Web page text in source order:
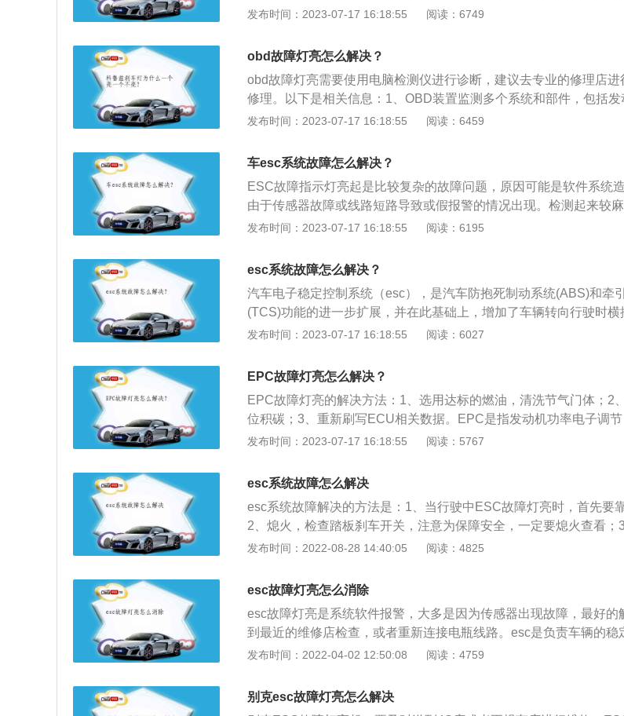
点火开关打开时，ESC启用，警告灯亮，ESC关闭指示灯亮起，约4
成，任何一个部分出现故障都会造成ESC故障灯亮起，在面对esc报
时，可尝试重启发动机，再按下车辆上的ESC关闭按钮，最后再进
看是否是由假故障引起的报警灯亮。
发布时间：2023-07-17 16:18:55 阅读：6749
obd故障灯亮怎么解决？
obd故障灯亮需要使用电脑检测仪进行诊断，建议去专业的修理店进
修理。以下是相关信息：1、OBD装置监测多个系统和部件，包括
转化器、颗粒捕集器、氧传感器、排放控制系统、燃油系统、EGR
OBD是通过各种与排放有关的部件信息，联接到电控单元（ECU）
检测和分析与排放相关故障的功能。当出现排放故障时，ECU记录
关代码，所以读取故障码，能够迅速准确地确定故障的性质和部位。
D灯代表发动机排气系统故障指示灯，OBD中文翻译为车载自动诊
的引入，与使用环境、燃油特性、驾驶习惯、车辆状况等四个主要方
需要以下相关的配套条件相应提高：燃油质量、车辆维修保养技能、
的一致性、驾驶者水平的提高、OBD技术本身的提高和社会各方面
发布时间：2023-07-17 16:18:55 阅读：6459
车esc系统故障怎么解决？
ESC故障指示灯亮起是比较复杂的故障问题，原因可能是软件系统造
由于传感器故障或线路短路导致或假报警的情况出现。检测起来较
专门的故障诊断仪来进行故障排除和确定，应第一时间送到4S店进
电子稳定性控制系统。2、ESC主要作用是让汽车在变换车道或是过
加的平稳而安全，在正常行驶条件下，ESC系统不起作用。点火开
C启用，警告灯亮，ESC关闭指示灯亮起，4秒钟后熄灭。3、当汽
障常亮时，说明车辆的ESC发生故障，此时车辆的电子稳定控制系统
发布时间：2023-07-17 16:18:55 阅读：6195
esc系统故障怎么解决？
汽车电子稳定控制系统（esc），是汽车防抱死制动系统(ABS)和牵
(TCS)功能的进一步扩展，并在此基础上，增加了车辆转向行驶时横
器、测向加速度传感器和方向盘转角传感器，通过ECU控制前后、
如下：1、当行驶中ESC故障灯亮时，首先要靠边停车。2、熄火，
开关，注意为保障安全，一定要熄火检查。3、找到踏板刹车开关，
路是否松动，如果松动，固定一下即可。4、重新启动车辆，ESC故
发布时间：2023-07-17 16:18:55 阅读：6027
EPC故障灯亮怎么解决？
EPC故障灯亮的解决方法：1、选用达标的燃油，清洗节气门体；2
位积碳；3、重新刷写ECU相关数据。EPC是指发动机功率电子调
起表明电子节气门系统内可能存在故障，并且故障有可能影响到车辆
脏污、积碳过多；3、燃油选用不达标；4、缸压异常、工况不良；5
障、卡滞或积碳；6、ECU故障；7、偶发性故障，误报。
发布时间：2023-07-17 16:18:55 阅读：5767
esc系统故障怎么解决
esc系统故障解决的方法是：1、当行驶中ESC故障灯亮时，首先要
2、熄火，检查踏板刹车开关，注意为保障安全，一定要熄火查看；
刹车按钮，查看按钮路线是不是松脱，假如松脱，固定一下就可以了
可能是因为传感器问题或路线短路造成的，也并不排除有假警报的状
检测起来是非常麻烦的，要使用专门的故障检测仪来实行问题排除和
最好是第一时间送至汽车4S店实行检修。在面临esc警示灯亮了时，
启动汽车发动机，再按一下车子上的esc，然后关上按钮，最后再从
是否是因为发生假故障而引起的警示灯亮。
发布时间：2022-08-28 14:40:05 阅读：4825
esc故障灯亮怎么消除
esc故障灯亮是系统软件报警，大多是因为传感器出现故障，最好的
到最近的维修店检查，或者重新连接电瓶线路。esc是负责车辆的稳
统，直接影响到车辆行车的安全性。当车辆在换道或者转弯时，发生
事故发生机率。一般来说，esc会自动开启，当车辆点火后，esc关闭
起。但是如果它的故障指示灯无故亮起并且没法关闭时，第一时间保
发布时间：2022-04-02 12:50:08 阅读：4759
别克esc故障灯亮怎么解决